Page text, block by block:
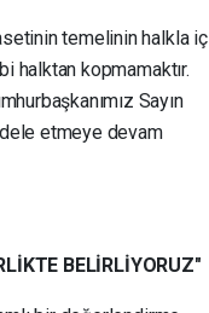
temelinin halkla iç
halktan kopmamaktır.
Sayın
etmeye devam
BELİRLİYORUZ"